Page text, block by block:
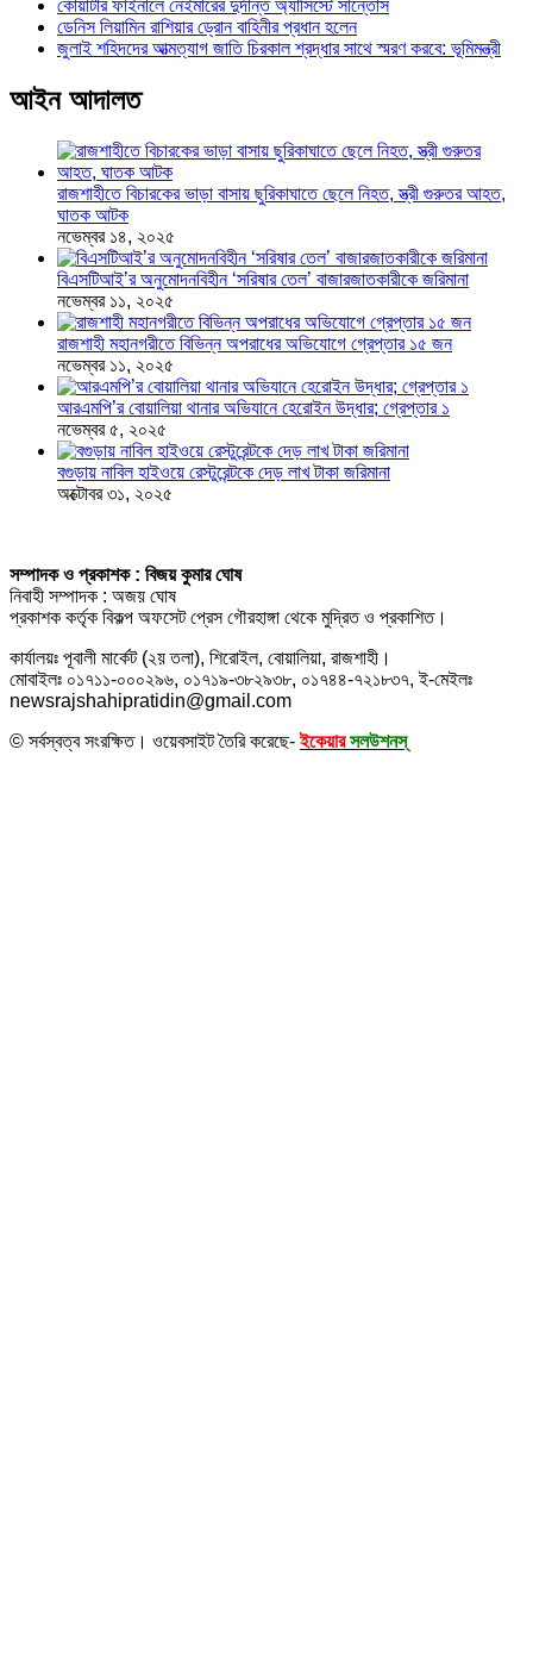
কোয়ার্টার ফাইনালে নেইমারের দুর্দান্ত অ্যাসিস্টে সান্তোস
ডেনিস লিয়ামিন রাশিয়ার ড্রোন বাহিনীর প্রধান হলেন
জুলাই শহিদদের আত্মত্যাগ জাতি চিরকাল শ্রদ্ধার সাথে স্মরণ করবে: ভূমিমন্ত্রী
আইন আদালত
রাজশাহীতে বিচারকের ভাড়া বাসায় ছুরিকাঘাতে ছেলে নিহত, স্ত্রী গুরুতর আহত,
ঘাতক আটক
নভেম্বর ১৪, ২০২৫
বিএসটিআই’র অনুমোদনবিহীন ‘সরিষার তেল’ বাজারজাতকারীকে জরিমানা
নভেম্বর ১১, ২০২৫
রাজশাহী মহানগরীতে বিভিন্ন অপরাধের অভিযোগে গ্রেপ্তার ১৫ জন
নভেম্বর ১১, ২০২৫
আরএমপি’র বোয়ালিয়া থানার অভিযানে হেরোইন উদ্ধার; গ্রেপ্তার ১
নভেম্বর ৫, ২০২৫
বগুড়ায় নাবিল হাইওয়ে রেস্টুরেন্টকে দেড় লাখ টাকা জরিমানা
অক্টোবর ৩১, ২০২৫
সম্পাদক ও প্রকাশক : বিজয় কুমার ঘোষ
নিবাহী সম্পাদক : অজয় ঘোষ
প্রকাশক কর্তৃক বিকল্প অফসেট প্রেস গৌরহাঙ্গা থেকে মুদ্রিত ও প্রকাশিত।
কার্যালয়ঃ পূবালী মার্কেট (২য় তলা), শিরোইল, বোয়ালিয়া, রাজশাহী।
মোবাইলঃ ০১৭১১-০০০২৯৬, ০১৭১৯-৩৮২৯৩৮, ০১৭৪৪-৭২১৮৩৭, ই-মেইলঃ
newsrajshahipratidin@gmail.com
© সর্বস্বত্ব সংরক্ষিত। ওয়েবসাইট তৈরি করেছে-ইকেয়ার সলউশনস্